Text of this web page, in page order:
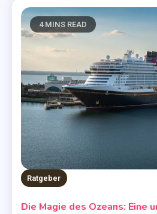
4 MINS READ
Ratgeber
Die Magie des Ozeans: Eine